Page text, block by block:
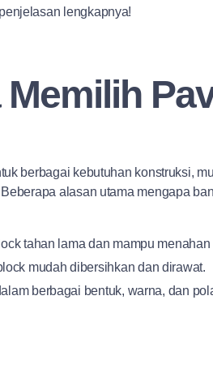
lengkapnya!
Memilih
berbagai kebutuhan konstruksi,
alasan utama mengapa
tahan lama dan mampu menahan
mudah dibersihkan dan dirawat.
berbagai bentuk, warna, dan